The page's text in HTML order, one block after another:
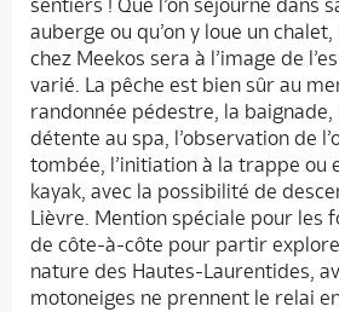
sentiers ! Que l’on séjourne dans
auberge ou qu’on y loue un
chez Meekos sera à l’image de
varié. La pêche est bien sûr au
randonnée pédestre, la
détente au spa, l’observation de
tombée, l’initiation à la trappe ou
kayak, avec la possibilité de
Lièvre. Mention spéciale pour les
de côte-à-côte pour partir
nature des Hautes-Laurentides,
motoneiges ne prennent le relai